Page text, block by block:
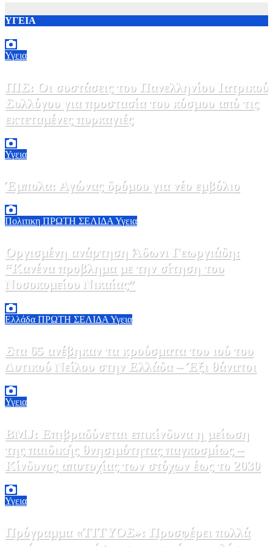
ΥΓΕΙΑ
Υγεια
ΠΙΣ: Οι συστάσεις του Πανελληνίου Ιατρικού
Συλλόγου για προστασία του κόσμου από τις
εκτεταμένες πυρκαγιές
Υγεια
Έμπολα: Αγώνας δρόμου για νέο εμβόλιο
Πολιτικη ΠΡΩΤΗ ΣΕΛΙΔΑ Υγεια
Οργισμένη ανάρτηση Άδωνι Γεωργιάδη:
“Κανένα προβλημα με την σίτηση του
Νοσοκομείου Νικαίας”
Ελλάδα ΠΡΩΤΗ ΣΕΛΙΔΑ Υγεια
Στα 65 ανέβηκαν τα κρούσματα του ιού του
Δυτικού Νείλου στην Ελλάδα – Έξι θάνατοι
Υγεια
BMJ: Επιβραδύνεται επικίνδυνα η μείωση
της παιδικής θνησιμότητας παγκοσμίως –
Κίνδυνος αποτυχίας των στόχων έως το 2030
Υγεια
Πρόγραμμα «ΤΙΤΥΟΣ»: Προσφέρει πολλά